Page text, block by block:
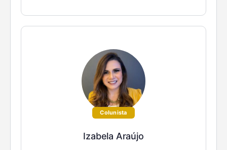
Colunista
Izabela Araújo